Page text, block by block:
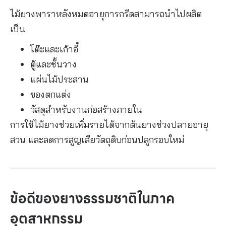
ไม้ยางพาราหลังหมดอายุการกรีดสามารถนำไปผลิต
เป็น
โต๊ะและเก้าอี้
ตู้และชั้นวาง
แผ่นไม้ประสาน
ของตกแต่ง
วัสดุสำหรับงานก่อสร้างภายใน
การใช้ไม้ยางช่วยเพิ่มรายได้จากต้นยางช่วงปลายอายุ
สวน และลดการสูญเสียวัตถุดิบก่อนปลูกรอบใหม่
ข้อดีของยางธรรมชาติในภาค
อุตสาหกรรม